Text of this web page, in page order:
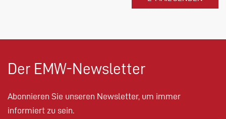
Der EMW-Newsletter
Abonnieren Sie unseren Newsletter, um immer
informiert zu sein.